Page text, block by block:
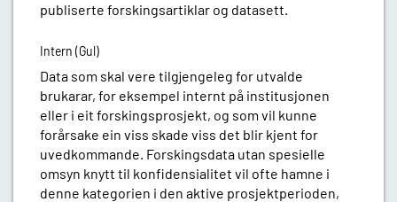
publiserte forskingsartiklar og datasett.
Intern (Gul)
Data som skal vere tilgjengeleg for utvalde
brukarar, for eksempel internt på institusjonen
eller i eit forskingsprosjekt, og som vil kunne
forårsake ein viss skade viss det blir kjent for
uvedkommande. Forskingsdata utan spesielle
omsyn knytt til konfidensialitet vil ofte hamne i
denne kategorien i den aktive prosjektperioden,